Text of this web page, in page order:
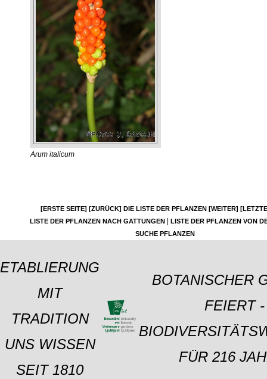
Arum italicum
[ERSTE SEITE] [ZURÜCK] DIE LISTE DER PFLANZEN [WEITER]
LISTE DER PFLANZEN NACH GATTUNGEN
LISTE DER PFLANZEN VON
SUCHE PFLANZEN
ETABLIERUNG
MIT
TRADITION
UNS WISSEN
SEIT 1810
BOTANISCHER
FEIERT -
FÜR 216